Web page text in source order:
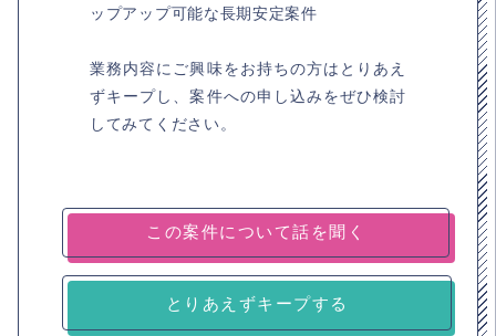
ップアップ可能な長期安定案件
業務内容にご興味をお持ちの方はとりあえ
ずキープし、案件への申し込みをぜひ検討
してみてください。
とりあえずキープする